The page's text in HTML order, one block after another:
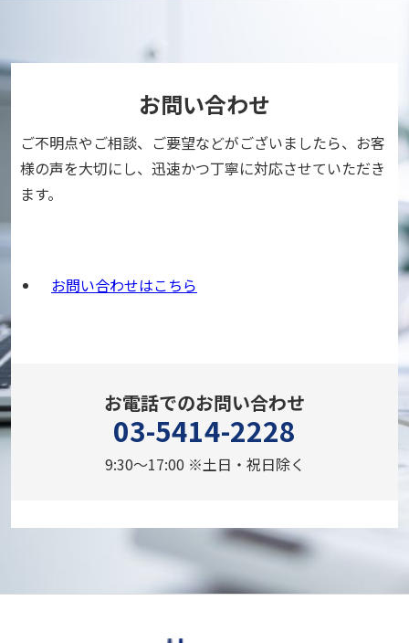
お問い合わせ
ご不明点やご相談、ご要望などがございましたら、 お客
様の声を大切にし、迅速かつ丁寧に対応させていただき
ます。
お問い合わせはこちら
お電話でのお問い合わせ
03-5414-2228
9:30～17:00 ※土日・祝日除く